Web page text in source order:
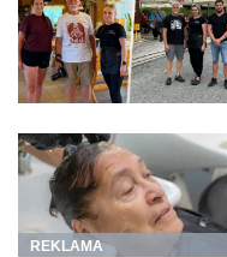
REKLAMA